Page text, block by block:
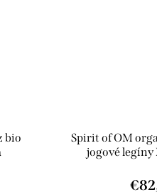
bio
Spirit of OM
jogové legíny